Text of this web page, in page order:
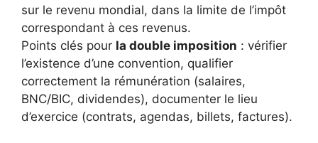
sur le revenu mondial, dans la limite de l’impôt
correspondant à ces revenus.
Points clés pour la double imposition : vérifier
l’existence d’une convention, qualifier
correctement la rémunération (salaires,
BNC/BIC, dividendes), documenter le lieu
d’exercice (contrats, agendas, billets, factures).